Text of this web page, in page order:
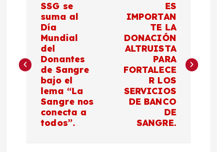
e
SSG se
suma al
Día
Mundial
del
Donantes
de Sangre
bajo el
lema “La
Sangre nos
conecta a
todos”.
ES
IMPORTAN
TE LA
DONACIÓN
ALTRUISTA
PARA
FORTALECE
R LOS
SERVICIOS
DE BANCO
DE
SANGRE.